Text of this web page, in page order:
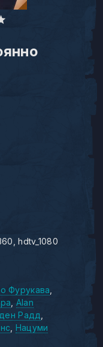
hdtv_1080
Фурукава
Alan
Радд
Нацуми